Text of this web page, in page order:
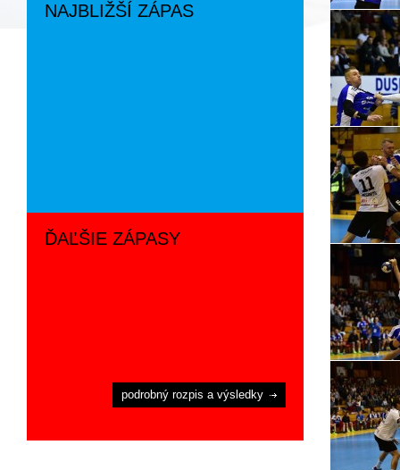
NAJBLIŽŠÍ ZÁPAS
ĎAĽŠIE ZÁPASY
podrobný rozpis a výsledky